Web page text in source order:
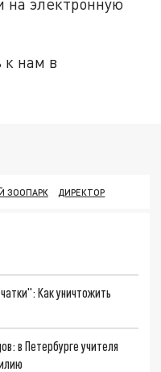
на электронную
к нам в
ЗООПАРК ДИРЕКТОР
Как уничтожить
в Петербурге учителя